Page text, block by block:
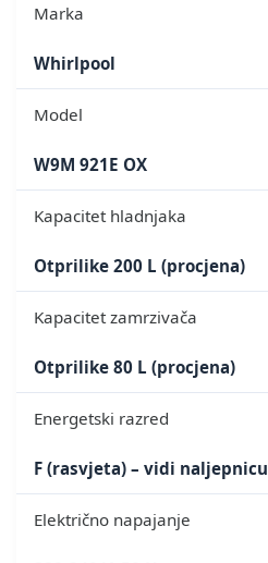
Marka
Whirlpool
Model
W9M 921E OX
Kapacitet hladnjaka
Otprilike 200 L (procjena)
Kapacitet zamrzivača
Otprilike 80 L (procjena)
Energetski razred
F (rasvjeta) – vidi naljepnicu
Električno napajanje